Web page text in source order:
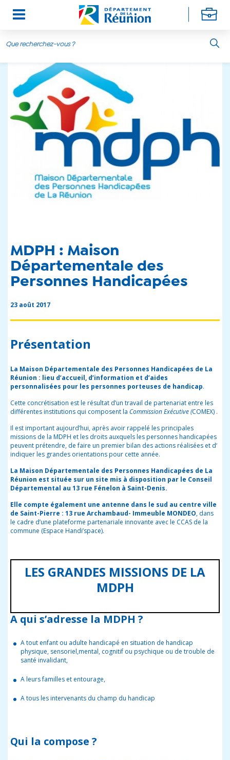
Aller au contenu principal
MDPH : Maison
Départementale des
Personnes Handicapées
23 août 2017
Présentation
La Maison Départementale des Personnes Handicapées de La
Réunion : lieu d’accueil, d’information et d’aides
personnalisées pour les personnes porteuses de handicap.
Cette concrétisation est le résultat d’un travail de partenariat entre les
différentes institutions qui composent la Commission Exécutive (COMEX) .
Il est important aujourd’hui, après avoir rappelé les principales
missions de la MDPH et les droits auxquels les personnes handicapées
peuvent prétendre, de faire un premier bilan des actions réalisées et d‘
indiquer les grandes orientations pour cette année.
La Maison Départementale des Personnes Handicapées de La
Réunion est située sur un site mis à disposition par le Conseil
Départemental au 13 rue Fénelon à Saint-Denis.
Elle compte également une antenne dans le sud au centre ville
de Saint-Pierre : 13 rue Archambaud- Immeuble MONDEO, dans
le cadre d’une plateforme partenariale innovante avec le CCAS de la
commune (Espace Handi’space).
LES GRANDES MISSIONS DE LA
MDPH
A qui s’adresse la MDPH ?
A tout enfant ou adulte handicapé en situation de handicap
physique, sensoriel,mental, cognitif ou psychique ou de trouble de
santé invalidant,
A leurs familles et entourage,
A tous les intervenants du champ du handicap
Qui la compose ?